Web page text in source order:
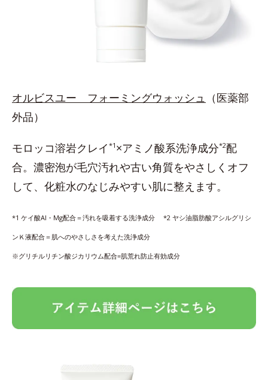
オルビスユー フォーミングウォッシュ （医薬部
外品）
モロッコ溶岩クレイ *1 ×アミノ酸系洗浄成分*2配
合。濃密泡が毛穴汚れや古い角質をやさしくオフ
して、化粧水のなじみやすい肌に整えます。
*1 ケイ酸Al・Mg配合＝汚れを吸着する洗浄成分 *2 ヤシ油脂肪酸アシルグリシ
ンＫ液配合＝肌へのやさしさを考えた洗浄成分
※グリチルリチン酸ジカリウム配合=肌荒れ防止有効成分